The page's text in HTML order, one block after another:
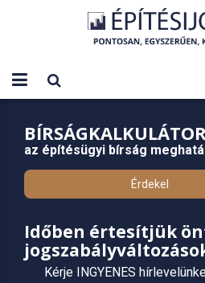
BÍRSÁGKALKULÁTOR
az építésügyi bírság
Érdekel
Időben értesítjük
Kérje INGYENES